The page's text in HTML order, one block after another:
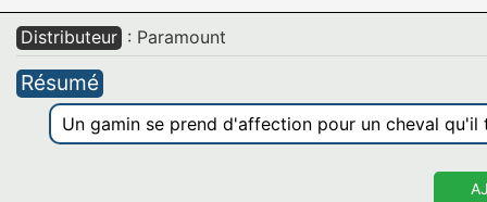
Distributeur : Paramount
Résumé
Un gamin se prend d'affection pour un cheval